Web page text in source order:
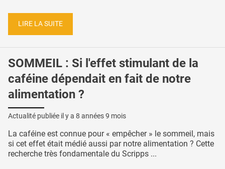
LIRE LA SUITE
SOMMEIL : Si l'effet stimulant de la
caféine dépendait en fait de notre
alimentation ?
Actualité publiée il y a 8 années 9 mois
La caféine est connue pour « empêcher » le sommeil, mais
si cet effet était médié aussi par notre alimentation ? Cette
recherche très fondamentale du Scripps ...